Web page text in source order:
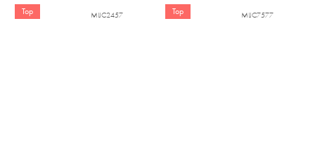
Top MIJC2457 Top MIJC7577